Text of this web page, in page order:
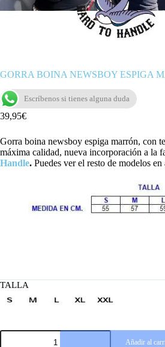
GORRA BOINA NEWSBOY ESPIGA
Escríbenos si tienes alguna duda
39,95€
Gorra boina newsboy espiga marrón, con
máxima calidad, nueva incorporación a la
Handle. Puedes ver el resto de modelos en
TALLA
GORRA
Añadir al